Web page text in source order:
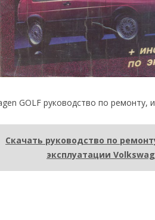
GOLF руководство по ремонту,
Скачать руководство по
эксплуатации